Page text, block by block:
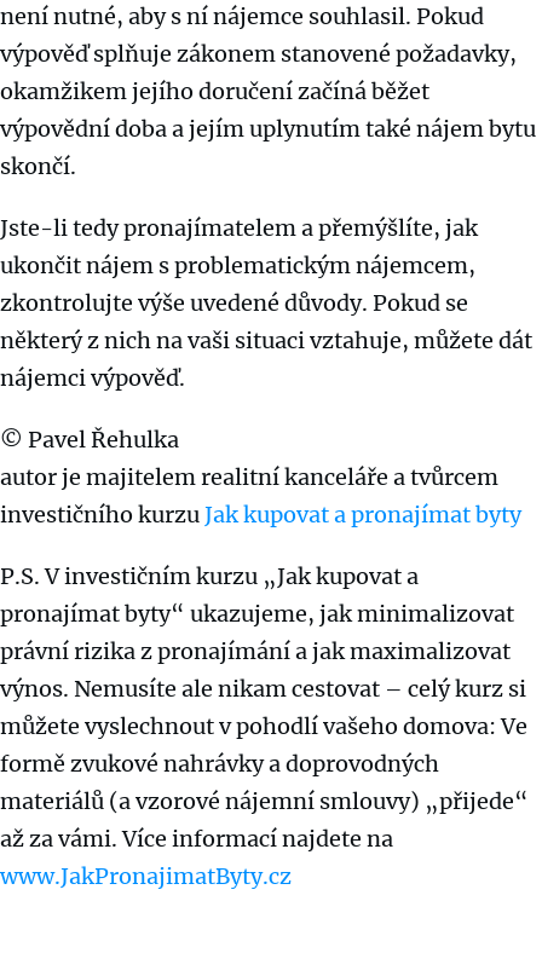
není nutné, aby s ní nájemce souhlasil. Pokud
výpověď splňuje zákonem stanovené požadavky,
okamžikem jejího doručení začíná běžet
výpovědní doba a jejím uplynutím také nájem bytu
skončí.
Jste-li tedy pronajímatelem a přemýšlíte, jak
ukončit nájem s problematickým nájemcem,
zkontrolujte výše uvedené důvody. Pokud se
některý z nich na vaši situaci vztahuje, můžete dát
nájemci výpověď.
© Pavel Řehulka
autor je majitelem realitní kanceláře a tvůrcem
investičního kurzu Jak kupovat a pronajímat byty
P.S. V investičním kurzu „Jak kupovat a
pronajímat byty“ ukazujeme, jak minimalizovat
právní rizika z pronajímání a jak maximalizovat
výnos. Nemusíte ale nikam cestovat – celý kurz si
můžete vyslechnout v pohodlí vašeho domova: Ve
formě zvukové nahrávky a doprovodných
materiálů (a vzorové nájemní smlouvy) „přijede“
až za vámi. Více informací najdete na
www.JakPronajimatByty.cz